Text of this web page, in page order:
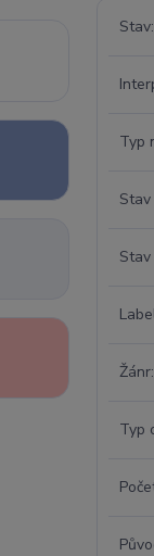
Stav
Typ
Žánr
Typ